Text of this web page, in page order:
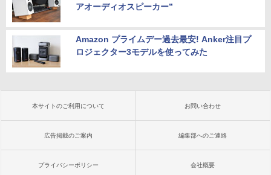
アオーディオスピーカー”
Amazon プライムデー過去最安! Anker注目プ
ロジェクター3モデルを使ってみた
本サイトのご利用について お問い合わせ
広告掲載のご案内 編集部へのご連絡
プライバシーポリシー 会社概要